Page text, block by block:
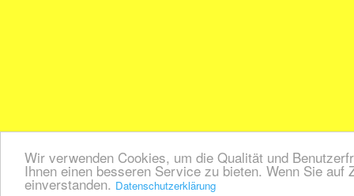
Wir verwenden Cookies, um die Qualität und
Ihnen einen besseren Service zu bieten. Wenn Sie
einverstanden. Datenschutzerklärung